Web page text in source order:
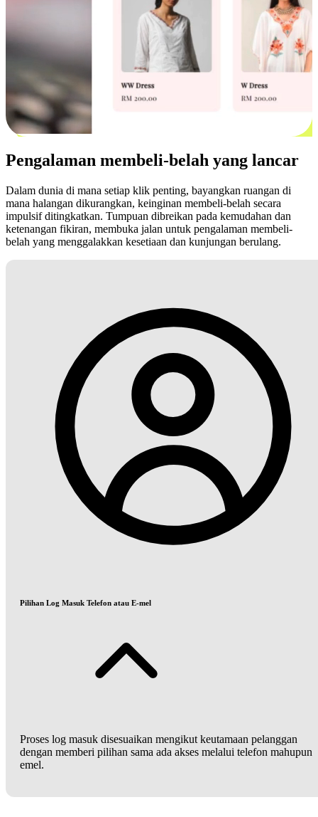
Pengalaman membeli-belah yang lancar
Dalam dunia di mana setiap klik penting, bayangkan ruangan di
mana halangan dikurangkan, keinginan membeli-belah secara
impulsif ditingkatkan. Tumpuan dibreikan pada kemudahan dan
ketenangan fikiran, membuka jalan untuk pengalaman membeli-
belah yang menggalakkan kesetiaan dan kunjungan berulang.
Pilihan Log Masuk Telefon atau E-mel
Proses log masuk disesuaikan mengikut keutamaan pelanggan
dengan memberi pilihan sama ada akses melalui telefon mahupun
emel.